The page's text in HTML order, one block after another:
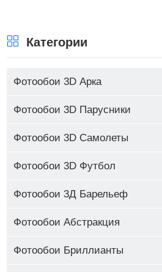
Категории
Фотообои 3D Арка
Фотообои 3D Парусники
Фотообои 3D Самолеты
Фотообои 3D Футбол
Фотообои 3Д Барельеф
Фотообои Абстракция
Фотообои Бриллианты